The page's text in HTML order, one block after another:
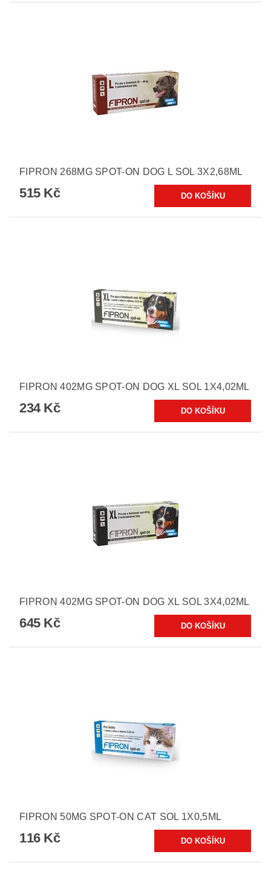
FIPRON 268MG SPOT-ON DOG L SOL 3X2,68ML
515 Kč
FIPRON 402MG SPOT-ON DOG XL SOL 1X4,02ML
234 Kč
FIPRON 402MG SPOT-ON DOG XL SOL 3X4,02ML
645 Kč
FIPRON 50MG SPOT-ON CAT SOL 1X0,5ML
116 Kč